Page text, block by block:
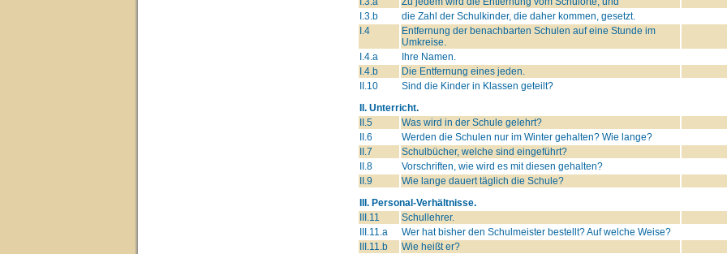
I.3.b
die Zahl der Schulkinder, die daher kommen, gesetzt.
I.4
Entfernung der benachbarten Schulen auf eine Stunde im
Umkreise.
I.4.a
Ihre Namen.
I.4.b
Die Entfernung eines jeden.
II.10
Sind die Kinder in Klassen geteilt?
II. Unterricht.
II.5
Was wird in der Schule gelehrt?
II.6
Werden die Schulen nur im Winter gehalten? Wie lange?
II.7
Schulbücher, welche sind eingeführt?
II.8
Vorschriften, wie wird es mit diesen gehalten?
II.9
Wie lange dauert täglich die Schule?
III. Personal-Verhältnisse.
III.11
Schullehrer.
III.11.a
Wer hat bisher den Schulmeister bestellt? Auf welche Weise?
III.11.b
Wie heißt er?